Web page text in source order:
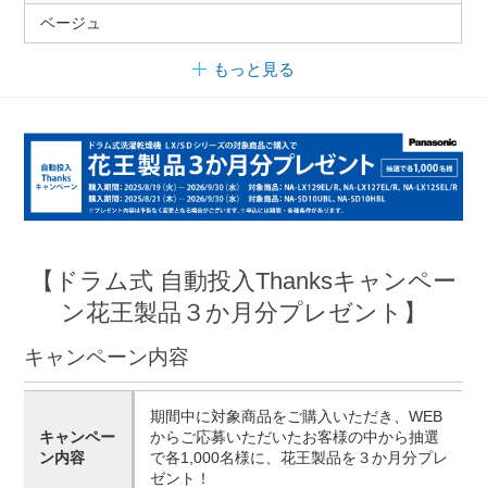
ベージュ
もっと見る
【ドラム式 自動投入Thanksキャンペー
ン花王製品３か月分プレゼント】
キャンペーン内容
キャンペー
ン内容
期間中に対象商品をご購入いただき、WEB
からご応募いただいたお客様の中から抽選
で各1,000名様に、花王製品を３か月分プレ
ゼント！